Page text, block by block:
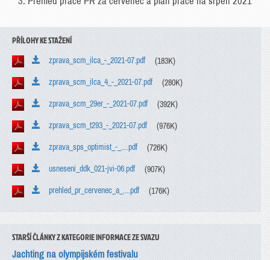
PŘÍLOHY KE STAŽENÍ
zprava_scm_ilca_-_2021-07.pdf (183K)
zprava_scm_ilca_4_-_2021-07.pdf (280K)
zprava_scm_29er_-_2021-07.pdf (392K)
zprava_scm_t293_-_2021-07.pdf (976K)
zprava_sps_optimist_-_....pdf (726K)
usneseni_ddk_021-jvi-06.pdf (907K)
prehled_pr_cervenec_a_....pdf (176K)
STARŠÍ ČLÁNKY Z KATEGORIE INFORMACE ZE SVAZU
Jachting na olympijském festivalu